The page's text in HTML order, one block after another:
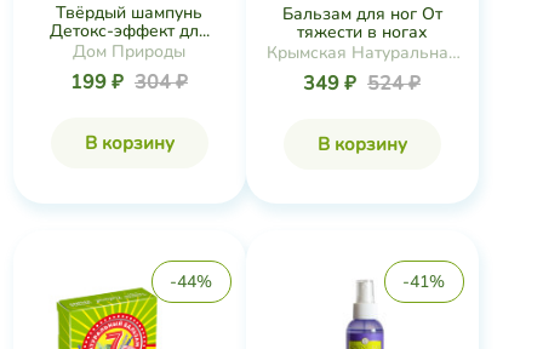
Твёрдый шампунь
Детокс-эффект дл...
Дом Природы
199 ₽ 304 ₽
В корзину
Бальзам для ног От
тяжести в ногах
Крымская Натуральная
Коллекция
349 ₽ 524 ₽
В корзину
-44% -41%